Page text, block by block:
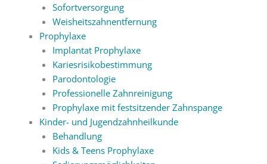
Sofortversorgung
Weisheitszahnentfernung
Prophylaxe
Implantat Prophylaxe
Kariesrisikobestimmung
Parodontologie
Professionelle Zahnreinigung
Prophylaxe mit festsitzender Zahnspange
Kinder- und Jugendzahnheilkunde
Behandlung
Kids & Teens Prophylaxe